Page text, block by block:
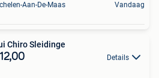
Aan-De-Maas Vandaag
Chiro Sleidinge
Details